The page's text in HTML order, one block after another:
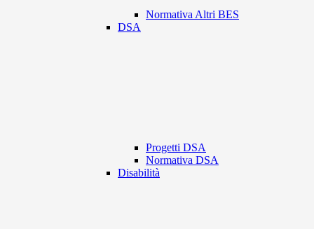
Normativa Altri BES
DSA
Progetti DSA
Normativa DSA
Disabilità